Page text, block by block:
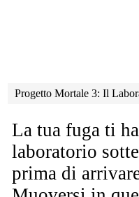
Progetto Mortale 3: Il
La tua fuga ti
laboratorio
prima di